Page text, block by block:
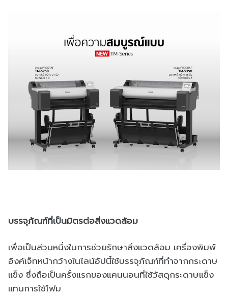
บรรจุภัณฑ์ที่เป็นมิตรต่อสิ่งแวดล้อม
เพื่อเป็นส่วนหนึ่งในการช่วยรักษาสิ่งแวดล้อม เครื่องพิมพ์
อิงค์เจ็ทหน้ากว้างในไลน์อัปนี้ใช้บรรจุภัณฑ์ที่ทำจากกระดาษ
แข็ง ซึ่งถือเป็นครั้งแรกของแคนนอนที่ใช้วัสดุกระดาษแข็ง
แทนการใช้โฟม